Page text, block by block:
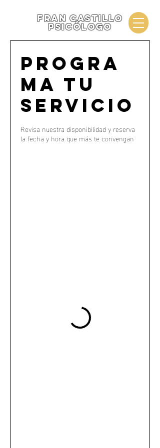
fran castillo
psicólogo
Progra
ma tu
servicio
Revisa nuestra disponibilidad y reserva
la fecha y hora que más te convengan